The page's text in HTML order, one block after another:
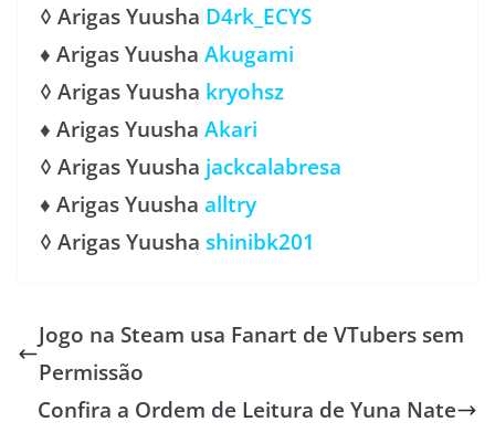
◊ Arigas Yuusha D4rk_ECYS
♦ Arigas Yuusha Akugami
◊ Arigas Yuusha kryohsz
♦ Arigas Yuusha Akari
◊ Arigas Yuusha jackcalabresa
♦ Arigas Yuusha alltry
◊ Arigas Yuusha shinibk201
Jogo na Steam usa Fanart de VTubers sem
Permissão
Confira a Ordem de Leitura de Yuna Nate